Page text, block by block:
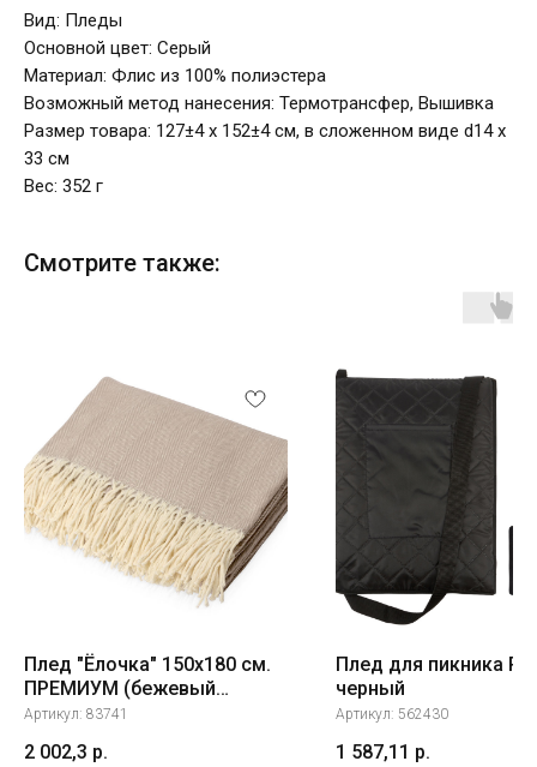
Вид: Пледы
Основной цвет: Серый
Материал: Флис из 100% полиэстера
Возможный метод нанесения: Термотрансфер, Вышивка
Размер товара: 127±4 х 152±4 см, в сложенном виде d14 х
33 см
Вес: 352 г
Смотрите также:
Плед "Ёлочка" 150х180 см.
ПРЕМИУМ (бежевый
однотонное)
Артикул: 83741
2 002,3 р.
Плед для пикника
черный
Артикул: 562430
1 587,11 р.